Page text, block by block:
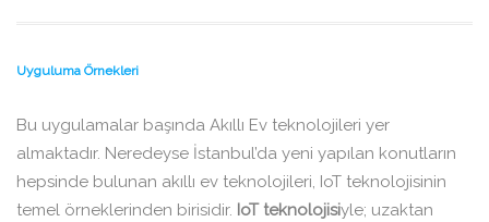
Uyguluma Örnekleri
Bu uygulamalar başında Akıllı Ev teknolojileri yer
almaktadır. Neredeyse İstanbul’da yeni yapılan konutların
hepsinde bulunan akıllı ev teknolojileri, IoT teknolojisinin
temel örneklerinden birisidir. IoT teknolojisiyle; uzaktan